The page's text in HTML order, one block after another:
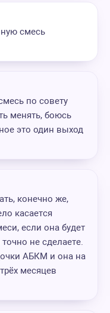
смесь
по совету
менять, боюсь
это один выход
конечно же,
касается
если она будет
не сделаете.
АБКМ и она на
месяцев